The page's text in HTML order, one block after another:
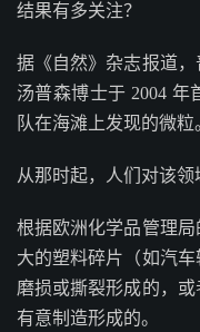
结果有多关注？
据《自然》杂志报道
汤普森博士于 2004 年
队在海滩上发现的微粒
从那时起，人们对该领
根据欧洲化学品管理
大的塑料碎片（如汽
磨损或撕裂形成的，
有意制造形成的。